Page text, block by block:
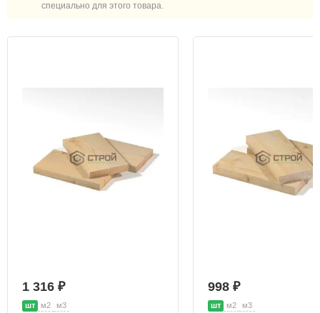
специально для этого товара.
1 316 ₽
шт м2 м3
998 ₽
шт м2 м3